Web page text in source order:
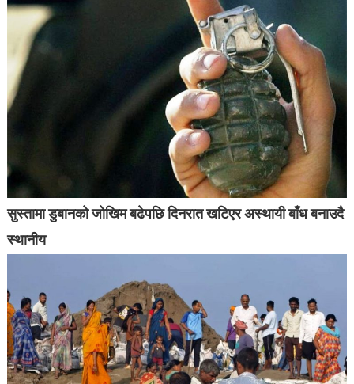
सुस्तामा डुबानको जोखिम बढेपछि दिनरात खटिएर अस्थायी बाँध बनाउदै
स्थानीय